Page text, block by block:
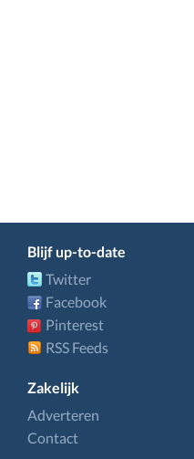
Blijf up-to-date
Twitter
Facebook
Pinterest
RSS Feeds
Zakelijk
Adverteren
Contact